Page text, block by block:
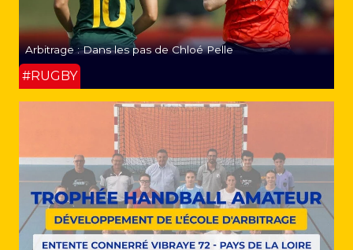
Arbitrage : Dans les pas de Chloé Pelle
#RUGBY